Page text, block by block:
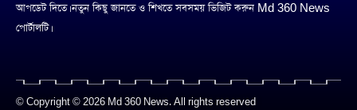
আপডেট দিতে। নতুন কিছু জানতে ও শিখতে সবসময় ভিজিট করুন Md 360 News
পোর্টালটি।
© Copyright © 2026 Md 360 News. All rights reserved